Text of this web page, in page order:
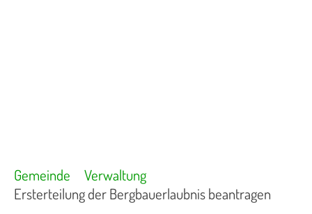
Gemeinde
Verwaltung
Ersterteilung der Bergbauerlaubnis beantragen